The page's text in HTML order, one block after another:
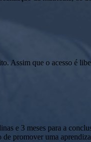
Assim que o acesso é
e 3 meses para a
promover uma